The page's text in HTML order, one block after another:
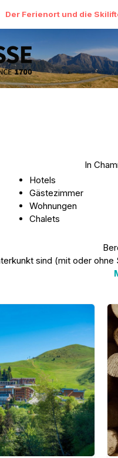
Der Ferienort und die
In
Hotels
Gästezimmer
Wohnungen
Chalets
sind (mit oder ohne